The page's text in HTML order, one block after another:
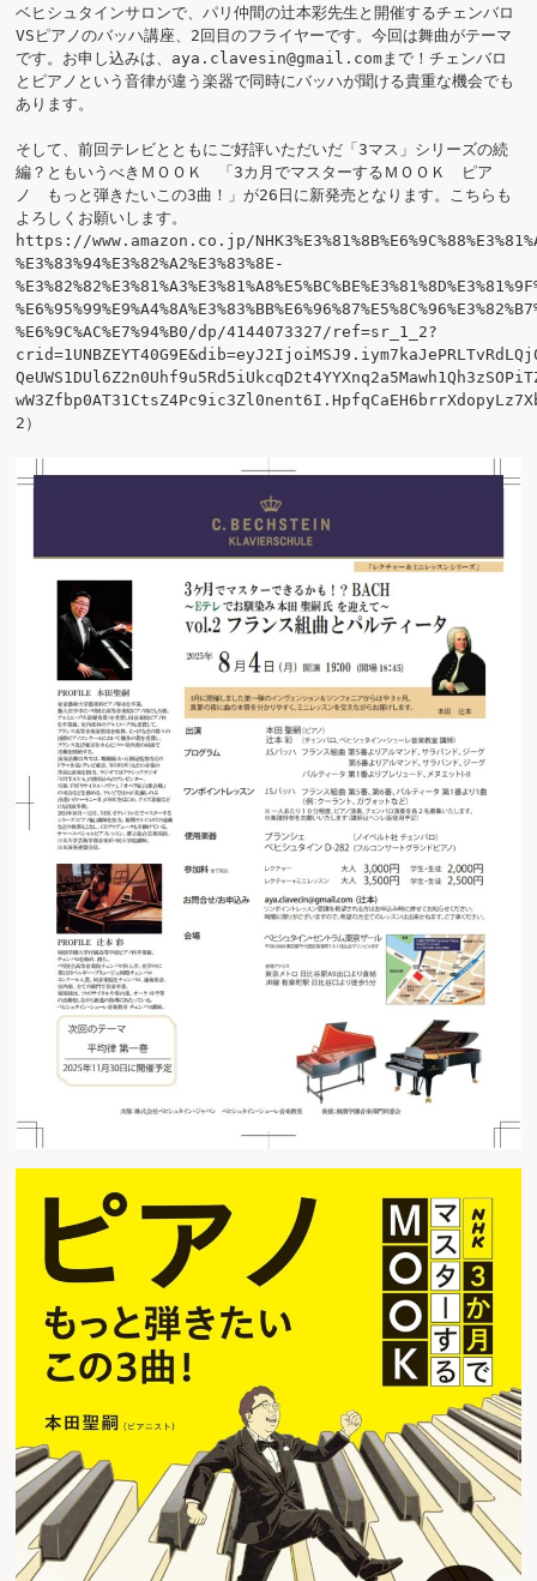
ベヒシュタインサロンで、パリ仲間の辻本彩先生と開催するチェンバロ
VSピアノのバッハ講座、2回目のフライヤーです。今回は舞曲がテーマ
です。お申し込みは、aya.clavesin@gmail.comまで！チェンバロ
とピアノという音律が違う楽器で同時にバッハが聞ける貴重な機会でも
あります。
そして、前回テレビとともにご好評いただいだ「3マス」シリーズの続
編？ともいうべきＭＯＯＫ　「3カ月でマスターするＭＯＯＫ　ピア
ノ　もっと弾きたいこの3曲！」が26日に新発売となります。こちらも
よろしくお願いします。
https://www.amazon.co.jp/
%E3%83%94%E3%82%A2%E3%83%8E-
%E6%9C%AC%E7%94%B0/dp/4144073327/ref=sr_1_2?
2）